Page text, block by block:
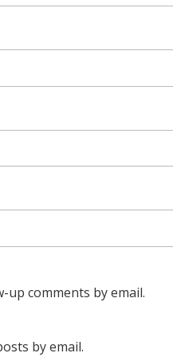
comments by email.
by email.